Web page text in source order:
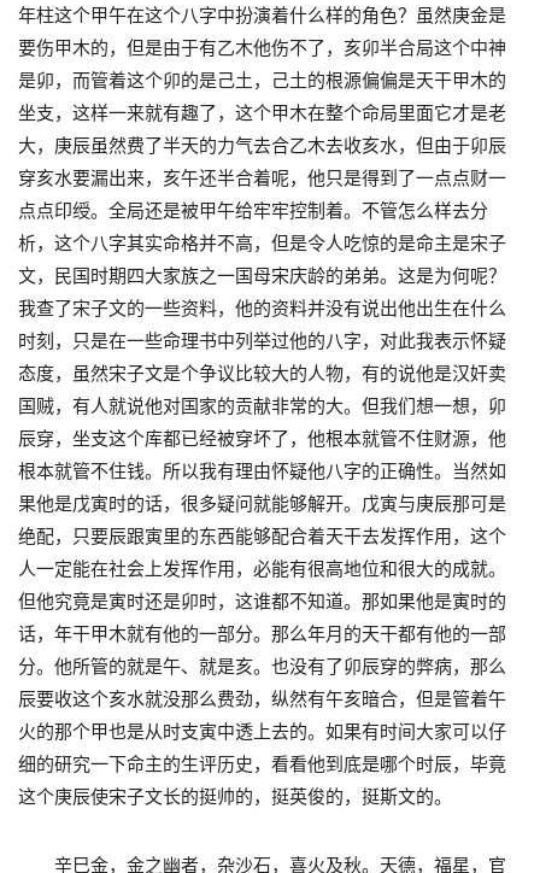
年柱这个甲午在这个八字中扮演着什么样的角色？虽然庚金是
要伤甲木的，但是由于有乙木他伤不了，亥卯半合局这个中神
是卯，而管着这个卯的是己土，己土的根源偏偏是天干甲木的
坐支，这样一来就有趣了，这个甲木在整个命局里面它才是老
大，庚辰虽然费了半天的力气去合乙木去收亥水，但由于卯辰
穿亥水要漏出来，亥午还半合着呢，他只是得到了一点点财一
点点印绶。全局还是被甲午给牢牢控制着。不管怎么样去分
析，这个八字其实命格并不高，但是令人吃惊的是命主是宋子
文，民国时期四大家族之一国母宋庆龄的弟弟。这是为何呢？
我查了宋子文的一些资料，他的资料并没有说出他出生在什么
时刻，只是在一些命理书中列举过他的八字，对此我表示怀疑
态度，虽然宋子文是个争议比较大的人物，有的说他是汉奸卖
国贼，有人就说他对国家的贡献非常的大。但我们想一想，卯
辰穿，坐支这个库都已经被穿坏了，他根本就管不住财源，他
根本就管不住钱。所以我有理由怀疑他八字的正确性。当然如
果他是戊寅时的话，很多疑问就能够解开。戊寅与庚辰那可是
绝配，只要辰跟寅里的东西能够配合着天干去发挥作用，这个
人一定能在社会上发挥作用，必能有很高地位和很大的成就。
但他究竟是寅时还是卯时，这谁都不知道。那如果他是寅时的
话，年干甲木就有他的一部分。那么年月的天干都有他的一部
分。他所管的就是午、就是亥。也没有了卯辰穿的弊病，那么
辰要收这个亥水就没那么费劲，纵然有午亥暗合，但是管着午
火的那个甲也是从时支寅中透上去的。如果有时间大家可以仔
细的研究一下命主的生评历史，看看他到底是哪个时辰，毕竟
这个庚辰使宋子文长的挺帅的，挺英俊的，挺斯文的。
辛巳金，金之幽者，杂沙石，喜火及秋。天德，福星，官